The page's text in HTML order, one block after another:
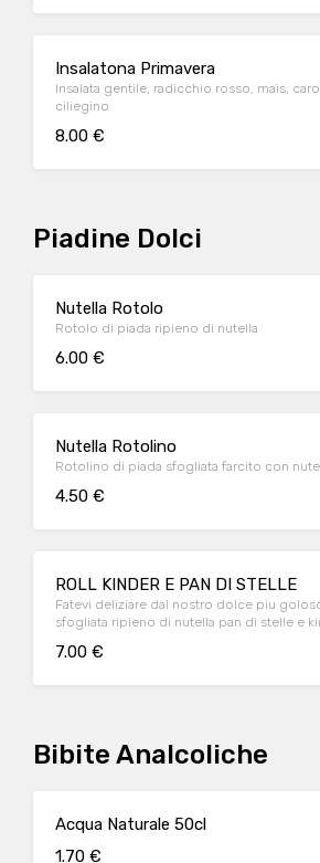
Insalatona Primavera
Insalata gentile, radicchio rosso, mais,
ciliegino
8.00 €
Piadine Dolci
Nutella Rotolo
Rotolo di piada ripieno di nutella
6.00 €
Nutella Rotolino
Rotolino di piada sfogliata farcito con
4.50 €
ROLL KINDER E PAN DI STELLE
Fatevi deliziare dal nostro dolce piu
sfogliata ripieno di nutella pan di stelle e
7.00 €
Bibite Analcoliche
Acqua Naturale 50cl
1.70 €